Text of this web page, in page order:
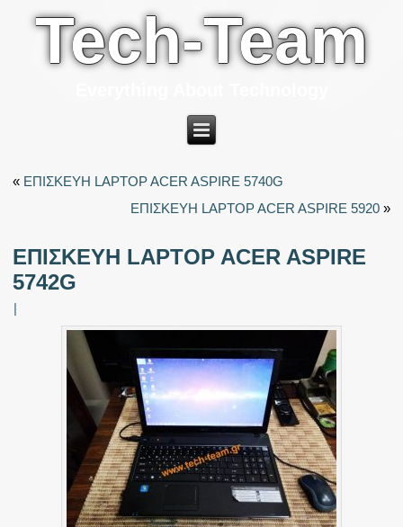
Tech-Team
« ΕΠΙΣΚΕΥΗ LAPTOP ACER ASPIRE 5740G
ΕΠΙΣΚΕΥΗ LAPTOP ACER ASPIRE 5920»
ΕΠΙΣΚΕΥΗ LAPTOP ACER ASPIRE
5742G
|